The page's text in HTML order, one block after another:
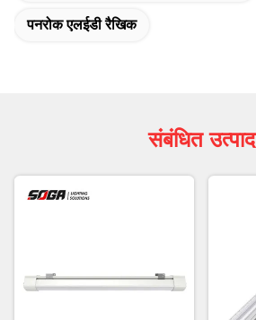
पनरोक एलईडी रैखिक
संबंधित उत्पाद